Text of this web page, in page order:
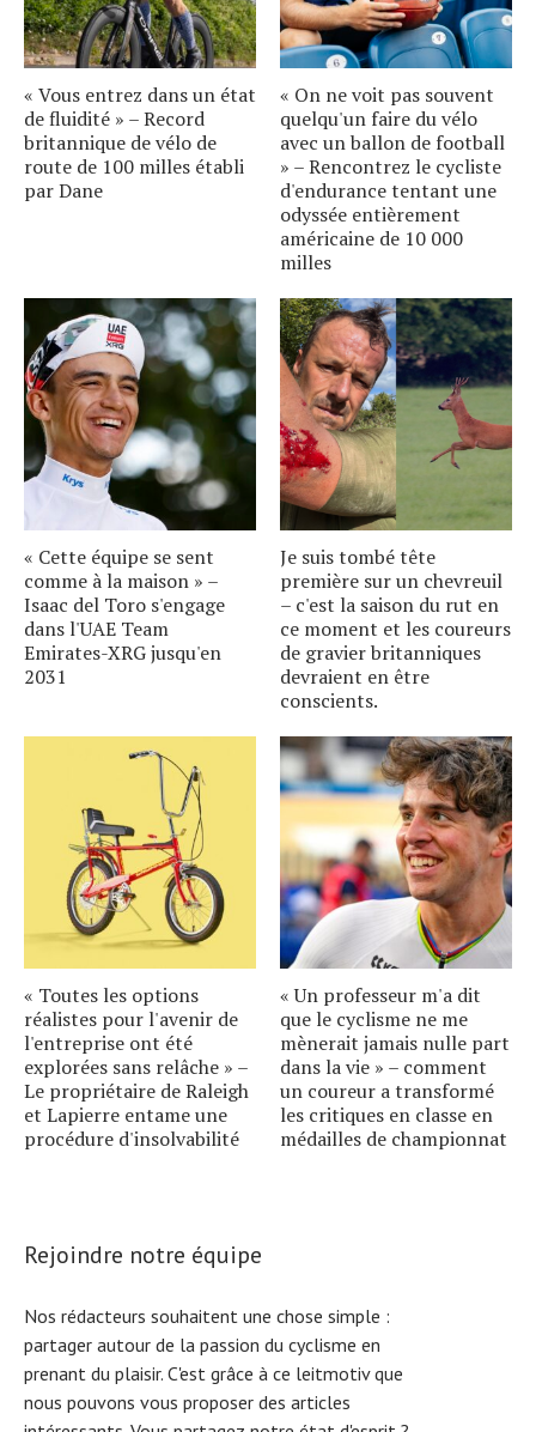
« Vous entrez dans un état
de fluidité » – Record
britannique de vélo de
route de 100 milles établi
par Dane
« On ne voit pas souvent
quelqu'un faire du vélo
avec un ballon de football
» – Rencontrez le cycliste
d'endurance tentant une
odyssée entièrement
américaine de 10 000
milles
« Cette équipe se sent
comme à la maison » –
Isaac del Toro s'engage
dans l'UAE Team
Emirates-XRG jusqu'en
2031
Je suis tombé tête
première sur un chevreuil
– c'est la saison du rut en
ce moment et les coureurs
de gravier britanniques
devraient en être
conscients.
« Toutes les options
réalistes pour l'avenir de
l'entreprise ont été
explorées sans relâche » –
Le propriétaire de Raleigh
et Lapierre entame une
procédure d'insolvabilité
« Un professeur m'a dit
que le cyclisme ne me
mènerait jamais nulle part
dans la vie » – comment
un coureur a transformé
les critiques en classe en
médailles de championnat
Rejoindre notre équipe
Nos rédacteurs souhaitent une chose simple :
partager autour de la passion du cyclisme en
prenant du plaisir. C'est grâce à ce leitmotiv que
nous pouvons vous proposer des articles